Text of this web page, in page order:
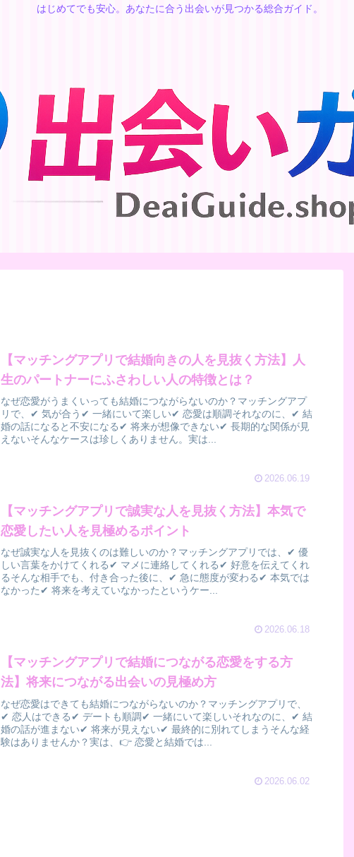
はじめてでも安心。あなたに合う出会いが見つかる総合ガイド。
【マッチングアプリで結婚向きの人を見抜く方法】人
生のパートナーにふさわしい人の特徴とは？
なぜ恋愛がうまくいっても結婚につながらないのか？マッチングアプ
リで、✔ 気が合う✔ 一緒にいて楽しい✔ 恋愛は順調それなのに、✔ 結
婚の話になると不安になる✔ 将来が想像できない✔ 長期的な関係が見
えないそんなケースは珍しくありません。実は...
2026.06.19
【マッチングアプリで誠実な人を見抜く方法】本気で
恋愛したい人を見極めるポイント
なぜ誠実な人を見抜くのは難しいのか？マッチングアプリでは、✔ 優
しい言葉をかけてくれる✔ マメに連絡してくれる✔ 好意を伝えてくれ
るそんな相手でも、付き合った後に、✔ 急に態度が変わる✔ 本気では
なかった✔ 将来を考えていなかったというケー...
2026.06.18
【マッチングアプリで結婚につながる恋愛をする方
法】将来につながる出会いの見極め方
なぜ恋愛はできても結婚につながらないのか？マッチングアプリで、
✔ 恋人はできる✔ デートも順調✔ 一緒にいて楽しいそれなのに、✔ 結
婚の話が進まない✔ 将来が見えない✔ 最終的に別れてしまうそんな経
験はありませんか？実は、👉 恋愛と結婚では...
2026.06.02